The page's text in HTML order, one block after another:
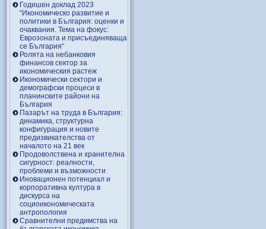
Годишен доклад 2023
“Икономическо развитие и
политики в България: оценки и
очаквания. Тема на фокус:
Еврозоната и присъединяваща
се България“
Ролята на небанковия
финансов сектор за
икономическия растеж
Икономически сектори и
демографски процеси в
планинските райони на
България
Пазарът на труда в България:
динамика, структурна
конфигурация и новите
предизвикателства от
началото на 21 век
Продоволствена и хранителна
сигурност: реалности,
проблеми и възможности
Иновационен потенциал и
корпоративна култура в
дискурса на
социоикономическата
антропология
Сравнителни предимства на